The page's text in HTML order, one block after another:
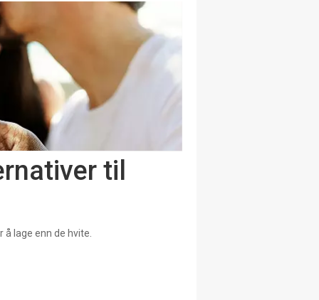
til
lage enn de hvite.